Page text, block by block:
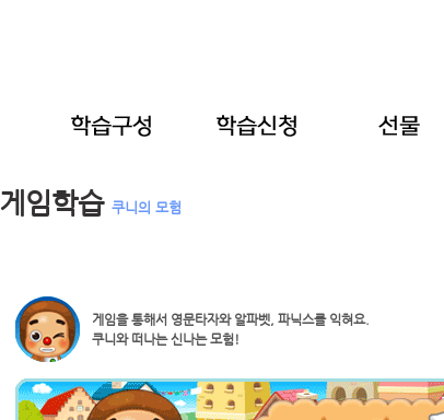
게임학습 쿠니의 모험
게임을 통해서 영문타자와 알파벳, 파닉스를 익혀요.
쿠니와 떠나는 신나는 모험!